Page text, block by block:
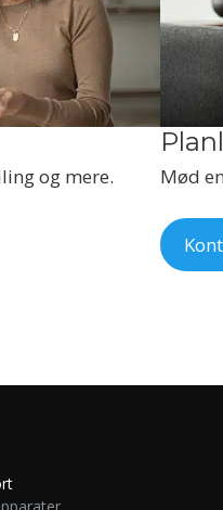
og mere. Mød